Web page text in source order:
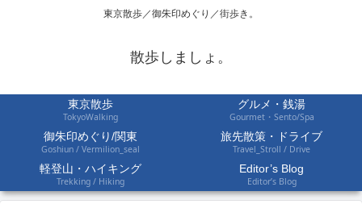
東京散歩／御朱印めぐり／街歩き。
散歩しましょ。
東京散歩
TokyoWalking
グルメ・銭湯
Gourmet・Sento/Spa
御朱印めぐり/関東
Goshiun / Vermilion_seal
旅先散策・ドライブ
Travel_Stroll / Drive
軽登山・ハイキング
Trekking / Hiking
Editor’s Blog
Editor’s Blog